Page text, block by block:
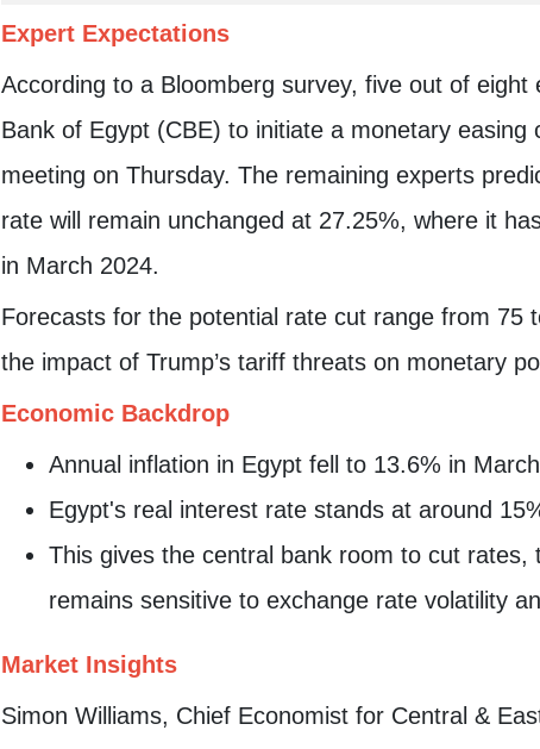
Expert Expectations
According to a Bloomberg survey, five out of eight
Bank of Egypt (CBE) to initiate a monetary easing
meeting on Thursday. The remaining experts
rate will remain unchanged at 27.25%, where it
in March 2024.
Forecasts for the potential rate cut range from 75
the impact of Trump’s tariff threats on monetary
Economic Backdrop
Annual inflation in Egypt fell to 13.6% in
Egypt's real interest rate stands at around
This gives the central bank room to cut rates,
remains sensitive to exchange rate volatility
Market Insights
Simon Williams, Chief Economist for Central &